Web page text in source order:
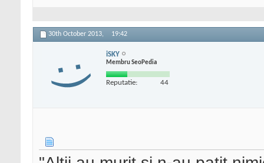
30th October 2013, 19:42
iSKY
Membru SeoPedia
Reputatie: 44